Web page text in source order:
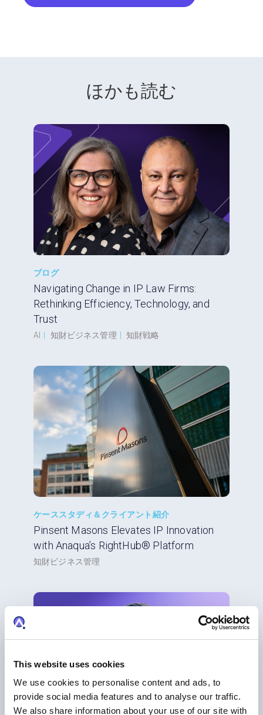
This website uses cookies
We use cookies to personalise content and ads, to
provide social media features and to analyse our traffic.
We also share information about your use of our site with
ほかも読む
ブログ
Navigating Change in IP Law Firms:
Rethinking Efficiency, Technology, and
Trust
AI 知財ビジネス管理 知財戦略
ケーススタディ＆クライアント紹介
Pinsent Masons Elevates IP Innovation
with Anaqua’s RightHub® Platform
知財ビジネス管理